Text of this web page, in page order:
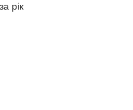
рік